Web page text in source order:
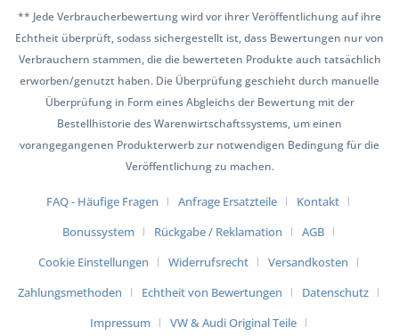
** Jede Verbraucherbewertung wird vor ihrer Veröffentlichung auf ihre
Echtheit überprüft, sodass sichergestellt ist, dass Bewertungen nur von
Verbrauchern stammen, die die bewerteten Produkte auch tatsächlich
erworben/genutzt haben. Die Überprüfung geschieht durch manuelle
Überprüfung in Form eines Abgleichs der Bewertung mit der
Bestellhistorie des Warenwirtschaftssystems, um einen
vorangegangenen Produkterwerb zur notwendigen Bedingung für die
Veröffentlichung zu machen.
FAQ - Häufige Fragen Anfrage Ersatzteile
Kontakt
Bonussystem
Rückgabe / Reklamation
AGB
Cookie Einstellungen
Widerrufsrecht
Versandkosten
Zahlungsmethoden
Echtheit von Bewertungen
Datenschutz
Impressum
VW & Audi Original Teile